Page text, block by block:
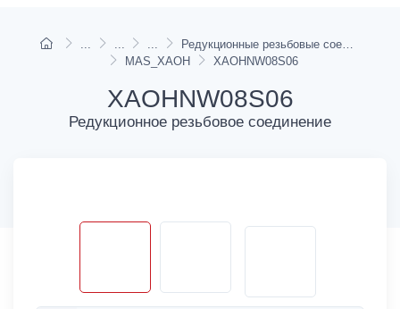
Редукционные резьбовые соединения
MAS_XAOH
XAOHNW08S06
XAOHNW08S06
Редукционное резьбовое соединение